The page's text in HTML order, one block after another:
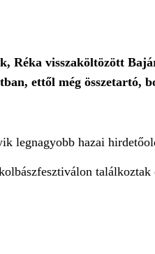
Réka visszaköltözött
ettől még
legnagyobb hazai